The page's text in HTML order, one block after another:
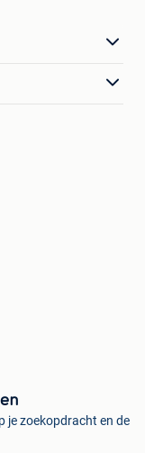
je zoekopdracht en de